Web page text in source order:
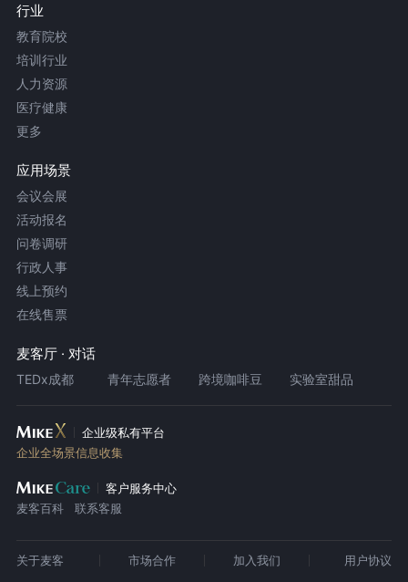
行业
教育院校
培训行业
人力资源
医疗健康
更多
应用场景
会议会展
活动报名
问卷调研
行政人事
线上预约
在线售票
麦客厅 · 对话
TEDx成都 青年志愿者 跨境咖啡豆 实验室甜品
企业级私有平台
企业全场景信息收集
客户服务中心
麦客百科
联系客服
关于麦客 市场合作 加入我们 用户协议